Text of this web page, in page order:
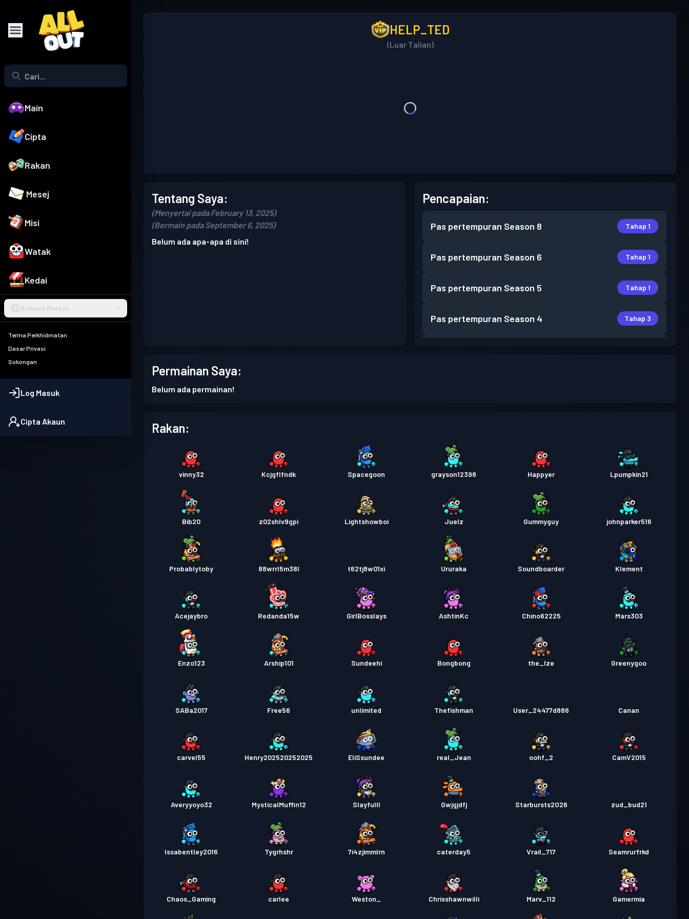
Main
Cipta
Rakan
Mesej
Misi
Watak
Kedai
Bahasa Melayu
Terma Perkhidmatan
Dasar Privasi
Sokongan
Log Masuk
Cipta Akaun
HELP_TED
(Luar Talian)
Tentang Saya:
(Menyertai pada February 13, 2025)
(Bermain pada September 6, 2025)
Belum ada apa-apa di sini!
Pencapaian:
Pas pertempuran Season 8 Tahap 1
Pas pertempuran Season 6 Tahap 1
Pas pertempuran Season 5 Tahap 1
Pas pertempuran Season 4 Tahap 3
Permainan Saya:
Belum ada permainan!
Rakan:
vinny32 Kcjgflfndk Spacegoon grayson12398 Happyer Lpumpkin21
Bib20 z02shlv9gpi Lightshowboi Juelz Gummyguy johnparker516
Probablytoby 88wrrl5m38l t62tj8w01xi Ururaka Soundboarder Klement
Acejaybro Redanda15w GirlBosslays AshtinKc Chino62225 Mars303
Enzo123 Arship101 Sundeehi Bongbong the_Ize Greenygoo
SABa2017 Free56 unlimited Thefishman User_24477d886 Canan
carvel55 Henry202520252025 EliSsundee real_Jean oohf_2 CamV2015
Averyyoyo32 MysticalMuffin12 Slayfulll Gwjgjdfj Starbursts2O26 zud_bud21
Issabentley2016 Tygrhshr 7i4zjimmlrn caterday5 Vrail_717 Seamrurfrkd
Chaos_Gaming carlee Weston_ Chrisshawnwilli Marv_112 Gamermia